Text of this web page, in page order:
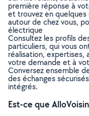
première réponse à
et trouvez en
autour de chez vous,
électrique
Consultez les profils
particuliers, qui vous
réalisation, expertises,
votre demande et à
Conversez ensemble
des échanges
intégrés.
Est-ce que